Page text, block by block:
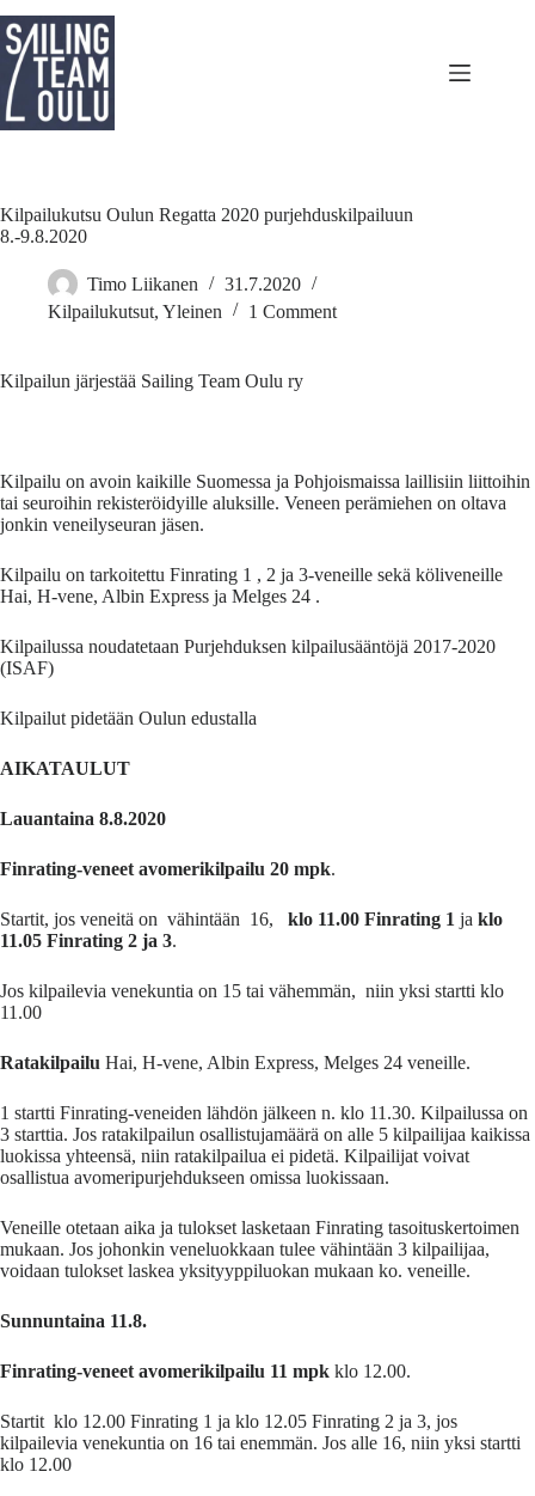
to
content
Kilpailukutsu Oulun Regatta 2020 purjehduskilpailuun
8.-9.8.2020
Timo Liikanen
31.7.2020
Kilpailukutsut, Yleinen 1 Comment
Kilpailun järjestää Sailing Team Oulu ry
Kilpailu on avoin kaikille Suomessa ja Pohjoismaissa laillisiin liittoihin
tai seuroihin rekisteröidyille aluksille. Veneen perämiehen on oltava
jonkin veneilyseuran jäsen.
Kilpailu on tarkoitettu Finrating 1 , 2 ja 3-veneille sekä köliveneille
Hai, H-vene, Albin Express ja Melges 24 .
Kilpailussa noudatetaan Purjehduksen kilpailusääntöjä 2017-2020
(ISAF)
Kilpailut pidetään Oulun edustalla
AIKATAULUT
Lauantaina 8.8.2020
Finrating-veneet avomerikilpailu 20 mpk.
Startit, jos veneitä on vähintään 16, klo 11.00 Finrating 1 ja klo
11.05 Finrating 2 ja 3.
Jos kilpailevia venekuntia on 15 tai vähemmän, niin yksi startti klo
11.00
Ratakilpailu Hai, H-vene, Albin Express, Melges 24 veneille.
1 startti Finrating-veneiden lähdön jälkeen n. klo 11.30. Kilpailussa on
3 starttia. Jos ratakilpailun osallistujamäärä on alle 5 kilpailijaa kaikissa
luokissa yhteensä, niin ratakilpailua ei pidetä. Kilpailijat voivat
osallistua avomeripurjehdukseen omissa luokissaan.
Veneille otetaan aika ja tulokset lasketaan Finrating tasoituskertoimen
mukaan. Jos johonkin veneluokkaan tulee vähintään 3 kilpailijaa,
voidaan tulokset laskea yksityyppiluokan mukaan ko. veneille.
Sunnuntaina 11.8.
Finrating-veneet avomerikilpailu 11 mpk klo 12.00.
Startit klo 12.00 Finrating 1 ja klo 12.05 Finrating 2 ja 3, jos
kilpailevia venekuntia on 16 tai enemmän. Jos alle 16, niin yksi startti
klo 12.00